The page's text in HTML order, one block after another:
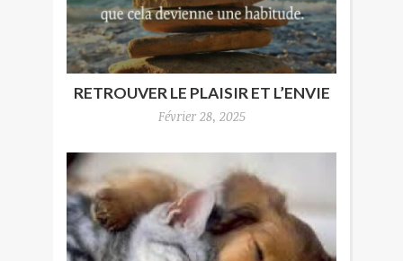
RETROUVER LE PLAISIR ET L’ENVIE
Février 28, 2025